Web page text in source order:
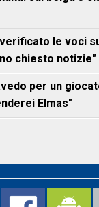
verificato le voci
chiesto notizie"
per un
Elmas"